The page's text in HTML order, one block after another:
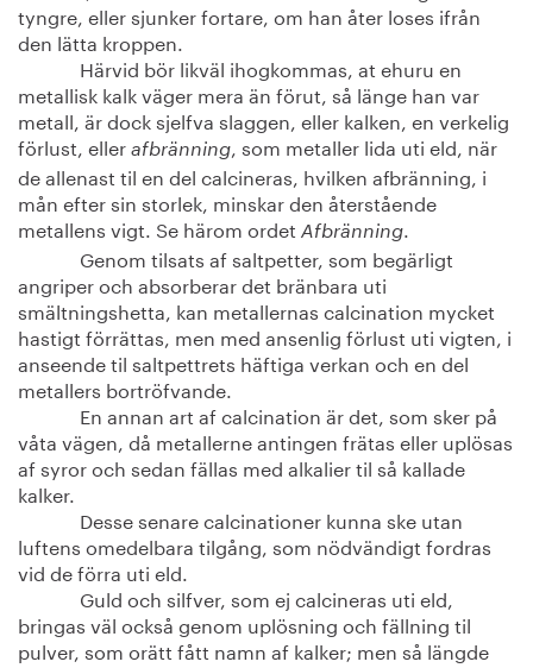
tyngre, eller sjunker fortare, om han åter loses ifrån
den lätta kroppen.
Härvid bör likväl ihogkommas, at ehuru en
metallisk kalk väger mera än förut, så länge han var
metall, är dock sjelfva slaggen, eller kalken, en verkelig
förlust, eller afbränning, som metaller lida uti eld, när
de allenast til en del calcineras, hvilken afbränning, i
mån efter sin storlek, minskar den återstående
metallens vigt. Se härom ordet Afbränning.
Genom tilsats af saltpetter, som begärligt
angriper och absorberar det bränbara uti
smältningshetta, kan metallernas calcination mycket
hastigt förrättas, men med ansenlig förlust uti vigten, i
anseende til saltpettrets häftiga verkan och en del
metallers bortröfvande.
En annan art af calcination är det, som sker på
våta vägen, då metallerne antingen frätas eller uplösas
af syror och sedan fällas med alkalier til så kallade
kalker.
Desse senare calcinationer kunna ske utan
luftens omedelbara tilgång, som nödvändigt fordras
vid de förra uti eld.
Guld och silfver, som ej calcineras uti eld,
bringas väl också genom uplösning och fällning til
pulver, som orätt fått namn af kalker; men så längde